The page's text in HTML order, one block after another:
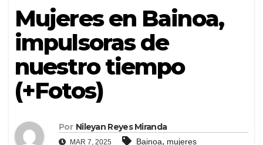
Mujeres en Bainoa,
impulsoras de
nuestro tiempo
(+Fotos)
Por Nileyan Reyes Miranda
MAR 7, 2025 Bainoa, mujeres